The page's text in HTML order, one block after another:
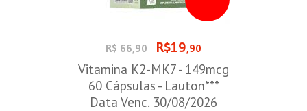
R$ 66,90 R$19,90
Vitamina K2-MK7 - 149mcg
60 Cápsulas - Lauton***
Data Venc. 30/08/2026